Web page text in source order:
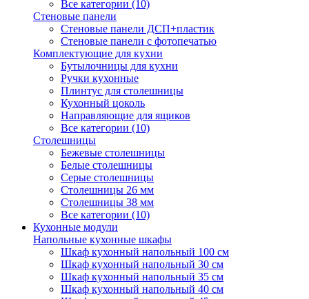
Все категории (10)
Стеновые панели
Стеновые панели ДСП+пластик
Стеновые панели с фотопечатью
Комплектующие для кухни
Бутылочницы для кухни
Ручки кухонные
Плинтус для столешницы
Кухонный цоколь
Направляющие для ящиков
Все категории (10)
Столешницы
Бежевые столешницы
Белые столешницы
Серые столешницы
Столешницы 26 мм
Столешницы 38 мм
Все категории (10)
Кухонные модули
Напольные кухонные шкафы
Шкаф кухонный напольный 100 см
Шкаф кухонный напольный 30 см
Шкаф кухонный напольный 35 см
Шкаф кухонный напольный 40 см